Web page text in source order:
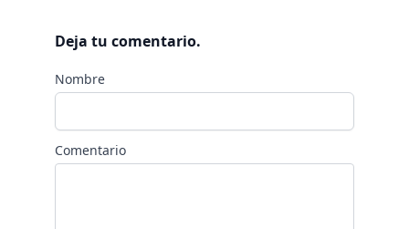
Deja tu comentario.
Nombre
Comentario